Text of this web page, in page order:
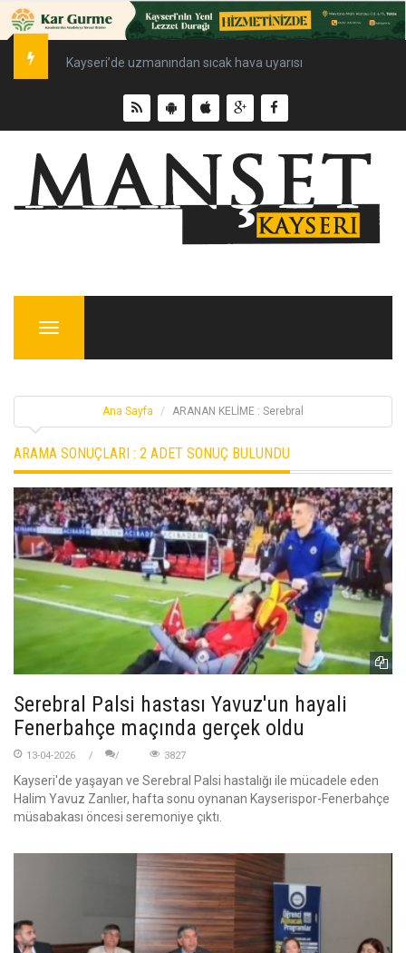
Kayseri’de uzmanından sıcak hava uyarısı
Menu
Ana Sayfa ARANAN KELİME : Serebral
ARAMA SONUÇLARI : 2 ADET SONUÇ BULUNDU
Serebral Palsi hastası Yavuz'un hayali
Fenerbahçe maçında gerçek oldu
13-04-2026 3827
Kayseri'de yaşayan ve Serebral Palsi hastalığı ile mücadele eden
Halim Yavuz Zanlıer, hafta sonu oynanan Kayserispor-Fenerbahçe
müsabakası öncesi seremoniye çıktı.